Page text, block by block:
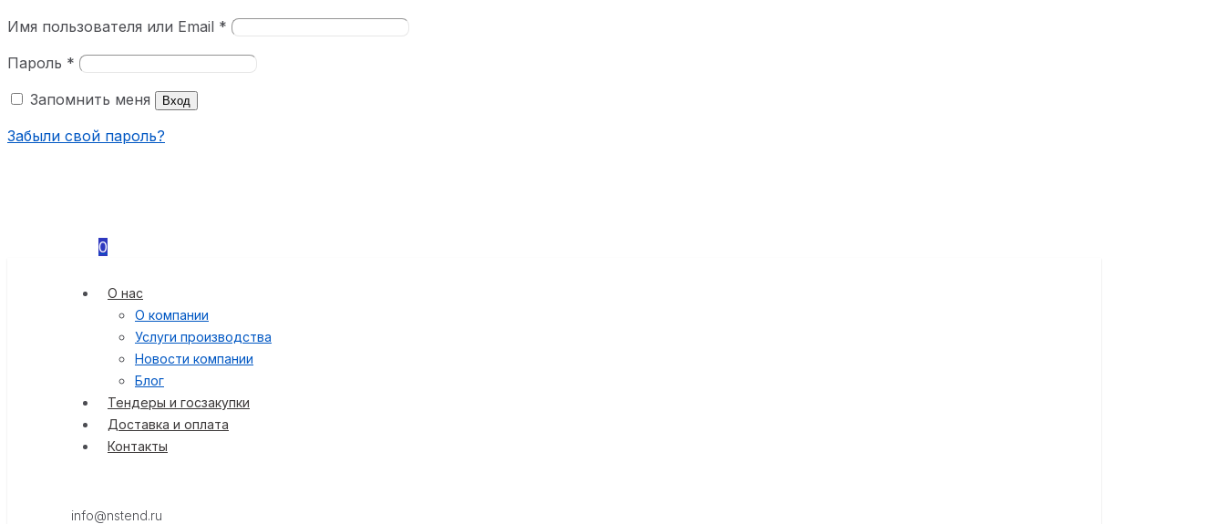
Имя пользователя или Email *
Пароль *
Запомнить меня
Вход
Забыли свой пароль?
0
О нас
О компании
Услуги производства
Новости компании
Блог
Тендеры и госзакупки
Доставка и оплата
Контакты
info@nstend.ru